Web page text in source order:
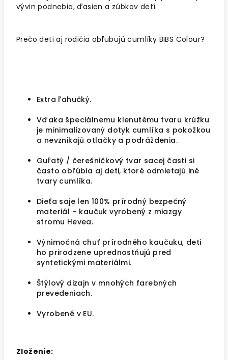
vývin podnebia, ďasien a zúbkov detí.
Prečo deti aj rodičia obľubujú cumlíky BIBS Colour?
Extra ľahučký.
Vďaka špeciálnemu klenutému tvaru krúžku
je minimalizovaný dotyk cumlíka s pokožkou
a nevznikajú otlačky a podráždenia.
Guľatý / čerešničkový tvar sacej časti si
často obľúbia aj deti, ktoré odmietajú iné
tvary cumlíka.
Dieťa saje len 100% prírodný bezpečný
materiál – kaučuk vyrobený z miazgy
stromu Hevea.
Výnimočná chuť prírodného kaučuku, deti
ho prirodzene uprednostňujú pred
syntetickými materiálmi.
Štýlový dizajn v mnohých farebných
prevedeniach.
Vyrobené v EU.
Zloženie: